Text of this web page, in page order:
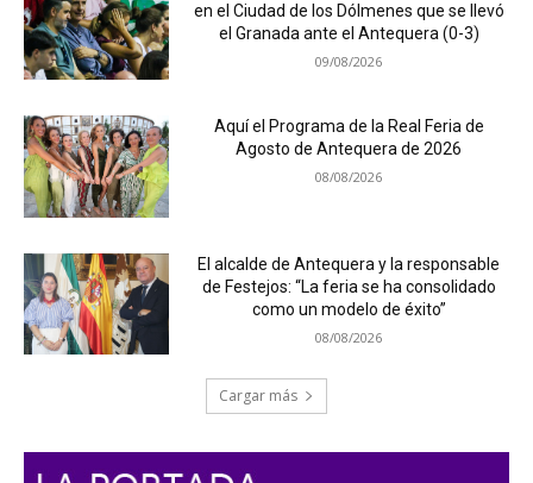
en el Ciudad de los Dólmenes que se llevó
el Granada ante el Antequera (0-3)
09/08/2026
Aquí el Programa de la Real Feria de
Agosto de Antequera de 2026
08/08/2026
El alcalde de Antequera y la responsable
de Festejos: “La feria se ha consolidado
como un modelo de éxito”
08/08/2026
Cargar más